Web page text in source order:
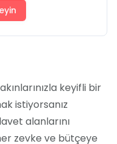
keyifli bir
istiyorsanız
alanlarını
zevke ve bütçeye